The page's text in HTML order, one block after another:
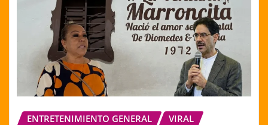
ENTRETENIMIENTO GENERAL VIRAL